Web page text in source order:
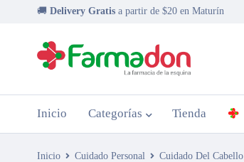
🚚 Delivery Gratis a partir de $20 en Maturín
Inicio Categorías Tienda
Inicio Cuidado Personal Cuidado Del Cabello